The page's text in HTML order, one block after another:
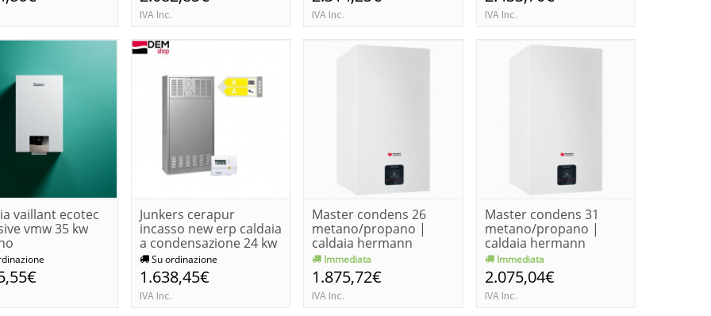
IVA Inc. IVA Inc. IVA Inc.
vaillant ecotec
vmw 35 kw
Junkers cerapur
incasso new erp caldaia
a condensazione 24 kw
zwb...
Su ordinazione
1.638,45€
IVA Inc.
Master condens 26
metano/propano |
caldaia hermann
saunier duval...
Immediata
1.875,72€
IVA Inc.
Master condens 31
metano/propano |
caldaia hermann
saunier duval...
Immediata
2.075,04€
IVA Inc.